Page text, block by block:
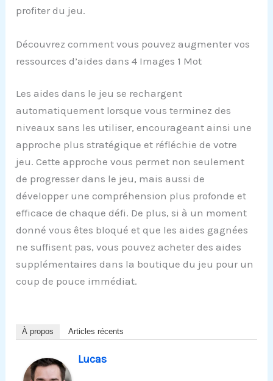
profiter du jeu.
Découvrez comment vous pouvez augmenter vos
ressources d’aides dans 4 Images 1 Mot
Les aides dans le jeu se rechargent
automatiquement lorsque vous terminez des
niveaux sans les utiliser, encourageant ainsi une
approche plus stratégique et réfléchie de votre
jeu. Cette approche vous permet non seulement
de progresser dans le jeu, mais aussi de
développer une compréhension plus profonde et
efficace de chaque défi. De plus, si à un moment
donné vous êtes bloqué et que les aides gagnées
ne suffisent pas, vous pouvez acheter des aides
supplémentaires dans la boutique du jeu pour un
coup de pouce immédiat.
À propos Articles récents
Lucas